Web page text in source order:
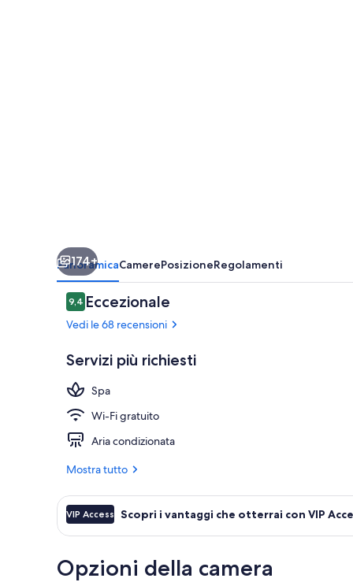
174+
PanoramicaCamerePosizioneRegolamenti
Recensioni
9,49,4 su 10
Eccezionale
Vedi le 68 recensioni
Servizi più richiesti
Spa
Wi-Fi gratuito
Aria condizionata
Mostra tutto
VIP Access Scopri i vantaggi che otterrai con VIP
Opzioni della camera